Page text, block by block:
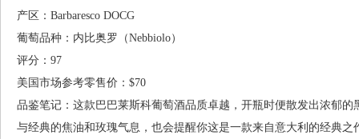
产区：Barbaresco DOCG
葡萄品种：内比奥罗（Nebbiolo）
评分：97
美国市场参考零售价：$70
品鉴笔记：这款巴巴莱斯科葡萄酒品质卓越，开瓶时便散发出浓郁
与经典的焦油和玫瑰气息，也会提醒你这是一款来自意大利的经典